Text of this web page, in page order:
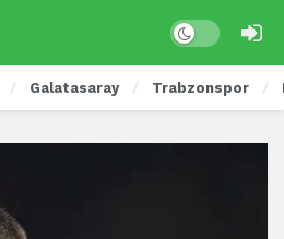
Galatasaray Trabzonspor